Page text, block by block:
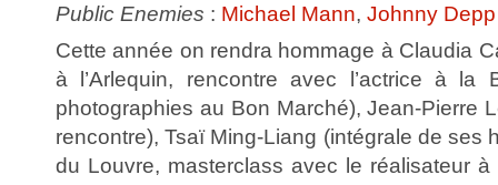
Public Enemies : Michael Mann, Johnny Depp
Cette année on rendra hommage à Claudia
à l’Arlequin, rencontre avec l’actrice à la
photographies au Bon Marché), Jean-Pierre
rencontre), Tsaï Ming-Liang (intégrale de ses
du Louvre, masterclass avec le réalisateur